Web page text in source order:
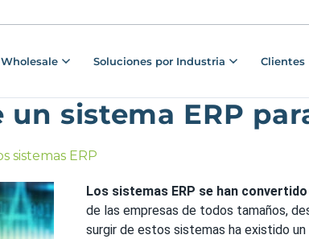
Soluciones por Industria Clientes
sistema ERP
sistemas ERP
Los sistemas ERP se han
de las empresas de todos tamaños,
surgir de estos sistemas ha existido